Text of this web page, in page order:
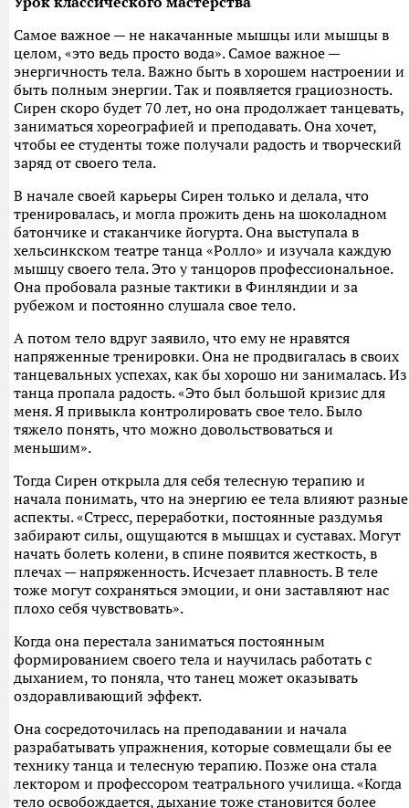
Самое важное — не накачанные мышцы или мышцы в
целом, «это ведь просто вода». Самое важное —
энергичность тела. Важно быть в хорошем настроении и
быть полным энергии. Так и появляется грациозность.
Сирен скоро будет 70 лет, но она продолжает танцевать,
заниматься хореографией и преподавать. Она хочет,
чтобы ее студенты тоже получали радость и творческий
заряд от своего тела.
В начале своей карьеры Сирен только и делала, что
тренировалась, и могла прожить день на шоколадном
батончике и стаканчике йогурта. Она выступала в
хельсинкском театре танца «Ролло» и изучала каждую
мышцу своего тела. Это у танцоров профессиональное.
Она пробовала разные тактики в Финляндии и за
рубежом и постоянно слушала свое тело.
А потом тело вдруг заявило, что ему не нравятся
напряженные тренировки. Она не продвигалась в своих
танцевальных успехах, как бы хорошо ни занималась. Из
танца пропала радость. «Это был большой кризис для
меня. Я привыкла контролировать свое тело. Было
тяжело понять, что можно довольствоваться и
меньшим».
Тогда Сирен открыла для себя телесную терапию и
начала понимать, что на энергию ее тела влияют разные
аспекты. «Стресс, переработки, постоянные раздумья
забирают силы, ощущаются в мышцах и суставах. Могут
начать болеть колени, в спине появится жесткость, в
плечах — напряженность. Исчезает плавность. В теле
тоже могут сохраняться эмоции, и они заставляют нас
плохо себя чувствовать».
Когда она перестала заниматься постоянным
формированием своего тела и научилась работать с
дыханием, то поняла, что танец может оказывать
оздоравливающий эффект.
Она сосредоточилась на преподавании и начала
разрабатывать упражнения, которые совмещали бы ее
технику танца и телесную терапию. Позже она стала
лектором и профессором театрального училища. «Когда
тело освобождается, дыхание тоже становится более